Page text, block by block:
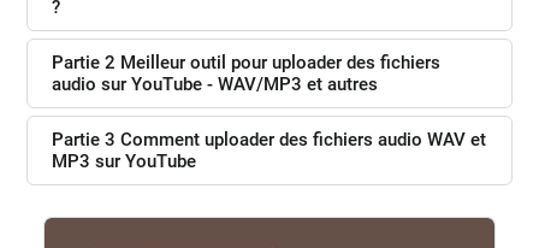
?
Partie 2 Meilleur outil pour uploader des fichiers
audio sur YouTube - WAV/MP3 et autres
Partie 3 Comment uploader des fichiers audio WAV et
MP3 sur YouTube